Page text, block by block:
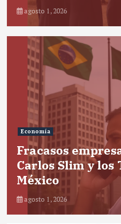
agosto 1, 2026
Economía
Fracasos
Carlos Slim y los
México
agosto 1, 2026